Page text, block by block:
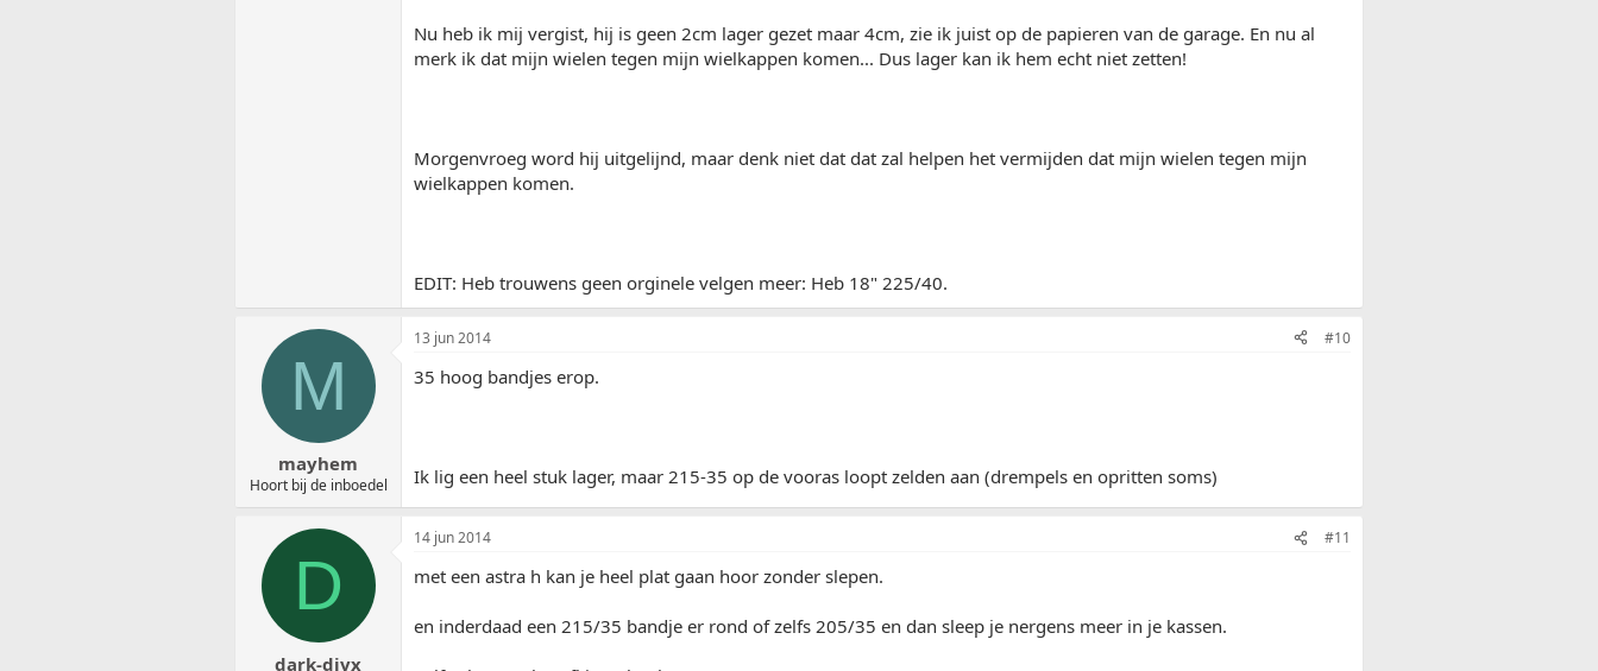
Nu heb ik mij vergist, hij is geen 2cm lager gezet maar 4cm, zie ik juist op de papieren van de garage. En nu al
merk ik dat mijn wielen tegen mijn wielkappen komen... Dus lager kan ik hem echt niet zetten!
Morgenvroeg word hij uitgelijnd, maar denk niet dat dat zal helpen het vermijden dat mijn wielen tegen mijn
wielkappen komen.
EDIT: Heb trouwens geen orginele velgen meer: Heb 18" 225/40.
M
mayhem
Hoort bij de inboedel
13 jun 2014 #10
35 hoog bandjes erop.
Ik lig een heel stuk lager, maar 215-35 op de vooras loopt zelden aan (drempels en opritten soms)
D
dark-divx
14 jun 2014 #11
met een astra h kan je heel plat gaan hoor zonder slepen.
en inderdaad een 215/35 bandje er rond of zelfs 205/35 en dan sleep je nergens meer in je kassen.